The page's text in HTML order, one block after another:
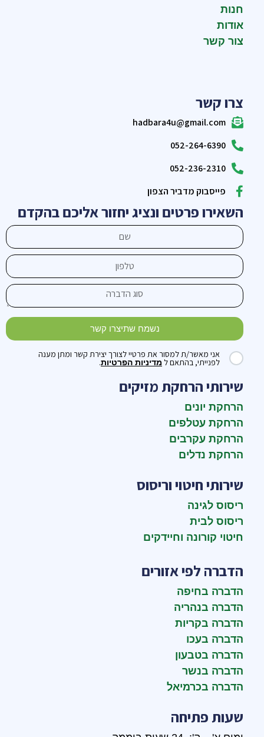
חנות
אודות
צור קשר
צרו קשר
hadbara4u@gmail.com
052-264-6390
052-236-2310
פייסבוק מדביר הצפון
השאירו פרטים ונציג יחזור אליכם בהקדם
אני מאשר/ת למסור את פרטיי לצורך יצירת קשר ומתן מענה
לפנייתי, בהתאם ל מדיניות הפרטיות.
נשמח שתיצרו קשר
שירותי הרחקת מזיקים
הרחקת יונים
הרחקת עטלפים
הרחקת עקרבים
הרחקת נדלים
שירותי חיטוי וריסוס
ריסוס לגינה
ריסוס לבית
חיטוי קורונה וחיידקים
הדברה לפי אזורים
הדברה בחיפה
הדברה בנהריה
הדברה בקריות
הדברה בעכו
הדברה בטבעון
הדברה בנשר
הדברה בכרמיאל
שעות פתיחה